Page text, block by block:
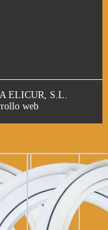
ELICUR, S.L.
web